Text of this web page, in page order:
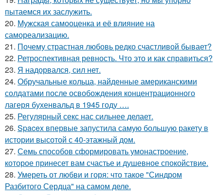
пытаемся их заслужить.
20. Мужская самооценка и её влияние на
самореализацию.
21. Почему страстная любовь редко счастливой бывает?
22. Ретроспективная ревность. Что это и как справиться?
23. Я надорвался, сил нет.
24. Обручальные кольца, найденные американскими
солдатами после освобождения концентрационного
лагеря бухенвальд в 1945 году ….
25. Регулярный секс нас сильнее делает.
26. Spacex впервые запустила самую большую ракету в
истории высотой с 40-этажный дом.
27. Семь способов сформировать умонастроение,
которое принесет вам счастье и душевное спокойствие.
28. Умереть от любви и горя: что такое "Синдром
Разбитого Сердца" на самом деле.